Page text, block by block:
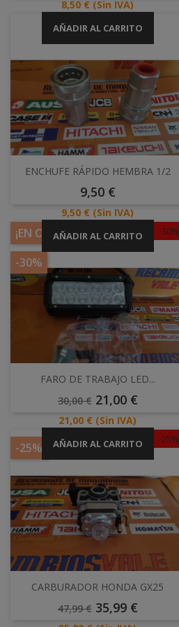
Precio
8,50 € (Sin IVA)
AÑADIR AL CARRITO
ENCHUFE RÁPIDO HEMBRA 1/2
Precio
9,50 €
Precio
9,50 € (Sin IVA)
AÑADIR AL CARRITO -30%
¡EN OFERTA!
-30%
FARO DE TRABAJO LED...
Precio
30,00 € Precio
21,00 €
Precio
21,00 € (Sin IVA)
AÑADIR AL CARRITO -25%
-25%
CARBURADOR HONDA GX25
Precio
47,99 € Precio
35,99 €